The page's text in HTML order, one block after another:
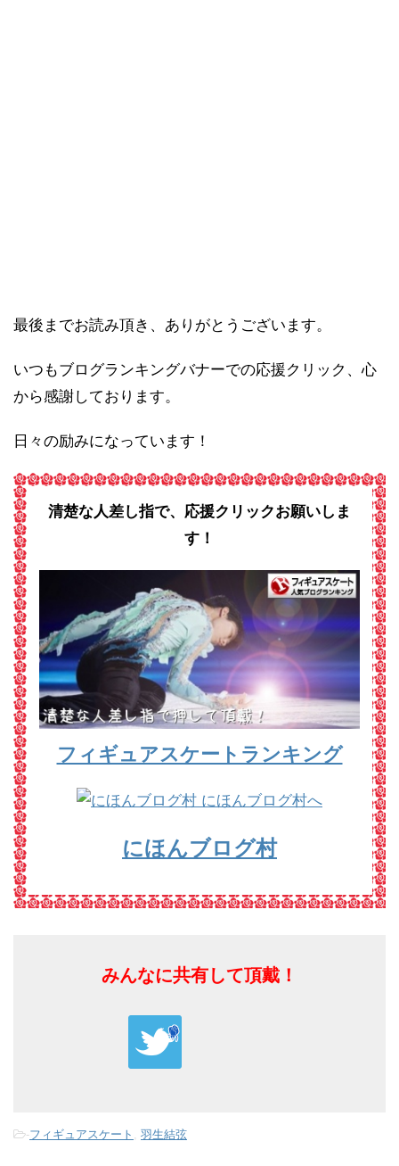
最後までお読み頂き、ありがとうございます。
いつもブログランキングバナーでの応援クリック、心
から感謝しております。
日々の励みになっています！
清楚な人差し指で、応援クリックお願いしま
す！
フィギュアスケートランキング
にほんブログ村
みんなに共有して頂戴！
-フィギュアスケート 羽生結弦